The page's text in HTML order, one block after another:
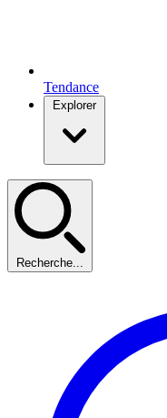
Tendance
Explorer
Recherche...